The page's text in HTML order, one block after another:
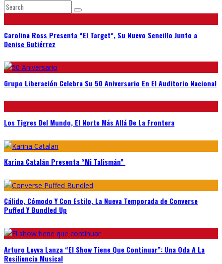
Carolina Ross Presenta “El Target”, Su Nuevo Sencillo Junto a
Denise Gutiérrez
Grupo Liberación Celebra Su 50 Aniversario En El Auditorio Nacional
Los Tigres Del Mundo, El Norte Más Allá De La Frontera
Karina Catalán Presenta “Mi Talismán”
Cálido, Cómodo Y Con Estilo, La Nueva Temporada de Converse
Puffed Y Bundled Up
Arturo Leyva Lanza “El Show Tiene Que Continuar”: Una Oda A La
Resiliencia Musical